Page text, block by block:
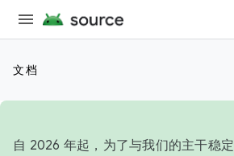
文档
自 2026 年起，为了与我们的主干稳